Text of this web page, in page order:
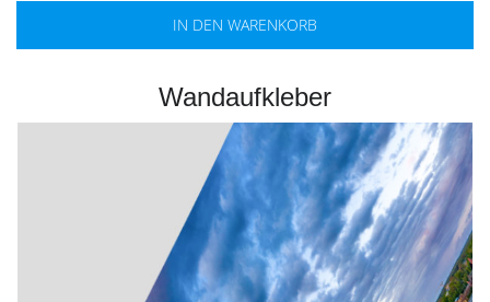
IN DEN WARENKORB
Wandaufkleber